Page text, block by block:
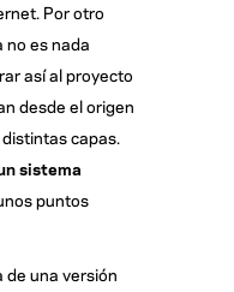
Por otro
no es nada
así al proyecto
desde el origen
capas.
sistema
puntos
una versión